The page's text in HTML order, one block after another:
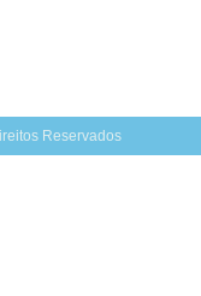
Reservados